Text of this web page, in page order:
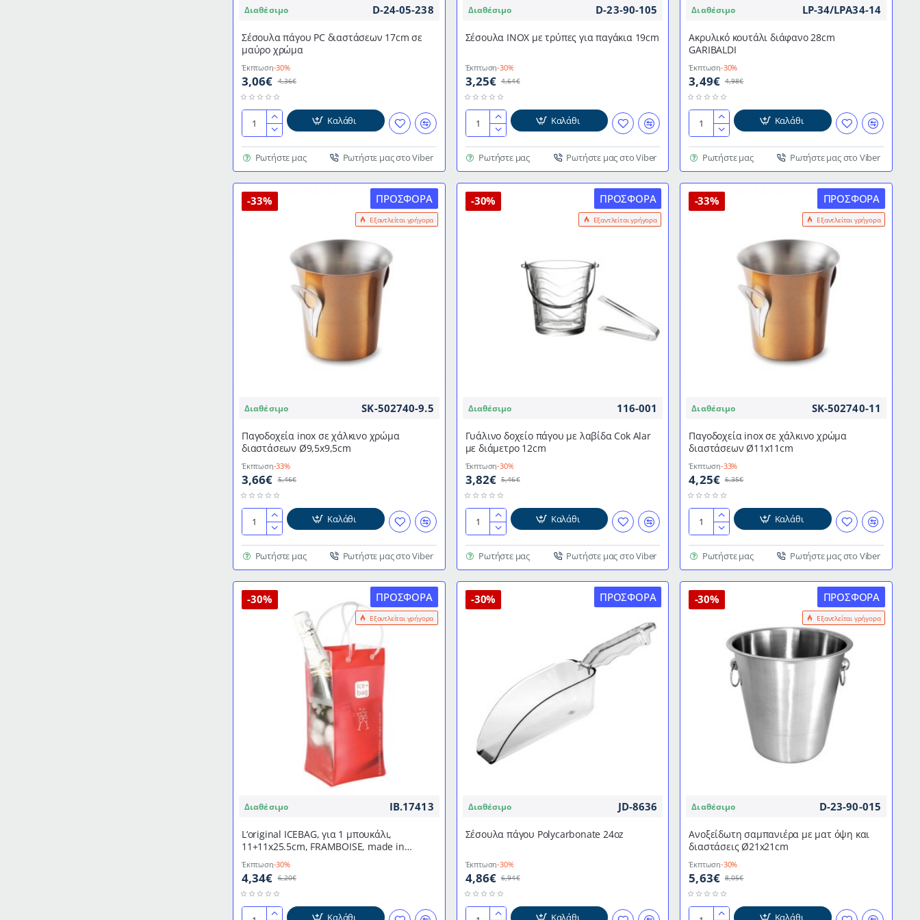
Διαθέσιμο D-24-05-238
Σέσουλα πάγου PC διαστάσεων 17cm σε
μαύρο χρώμα
Έκπτωση-30%
3,06€ 4,36€
Σέσουλα
PC
διαστάσεων
17cm
σε
μαύρο
Καλάθι
Ρωτήστε μας Ρωτήστε μας στο Viber
Διαθέσιμο D-23-90-105
Σέσουλα ΙΝΟΧ με τρύπες για παγάκια 19cm
Έκπτωση-30%
3,25€ 4,64€
Σέσουλα
με
τρύπες
για
παγάκια
19cm
Καλάθι
Ρωτήστε μας Ρωτήστε μας στο Viber
Διαθέσιμο LP-34/LPA34-14
Ακρυλικό κουτάλι διάφανο 28cm
GARIBALDI
Έκπτωση-30%
3,49€ 4,98€
Ακρυλικό
διάφανο
28cm
GARIBALDI
Καλάθι
Ρωτήστε μας Ρωτήστε μας στο Viber
ΠΡΟΣΦΟΡΆ
Εξαντλείται γρήγορα
-33%
Διαθέσιμο SK-502740-9.5
Παγοδοχεία inox σε χάλκινο χρώμα
διαστάσεων Ø9,5x9,5cm
Έκπτωση-33%
3,66€ 5,46€
Παγοδοχεία
σε
χάλκινο
χρώμα
διαστάσεων
Ø9,5x9,5cm
Καλάθι
Ρωτήστε μας Ρωτήστε μας στο Viber
ΠΡΟΣΦΟΡΆ
Εξαντλείται γρήγορα
-30%
Διαθέσιμο 116-001
Γυάλινο δοχείο πάγου με λαβίδα Cok Alar
με διάμετρο 12cm
Έκπτωση-30%
3,82€ 5,46€
Γυάλινο
πάγου
με
λαβίδα
Cok
Alar
Καλάθι
Ρωτήστε μας Ρωτήστε μας στο Viber
ΠΡΟΣΦΟΡΆ
Εξαντλείται γρήγορα
-33%
Διαθέσιμο SK-502740-11
Παγοδοχεία inox σε χάλκινο χρώμα
διαστάσεων Ø11x11cm
Έκπτωση-33%
4,25€ 6,35€
Παγοδοχεία
σε
χάλκινο
χρώμα
διαστάσεων
Ø11x11cm
Καλάθι
Ρωτήστε μας Ρωτήστε μας στο Viber
ΠΡΟΣΦΟΡΆ
Εξαντλείται γρήγορα
-30%
Διαθέσιμο IB.17413
L‘original ICEBAG, για 1 μπουκάλι,
11+11x25.5cm, FRAMBOISE, made in
France
Έκπτωση-30%
4,34€ 6,20€
Καλάθι
ΠΡΟΣΦΟΡΆ
-30%
Διαθέσιμο JD-8636
Σέσουλα πάγου Polycarbonate 24oz
Έκπτωση-30%
4,86€ 6,94€
Καλάθι
ΠΡΟΣΦΟΡΆ
Εξαντλείται γρήγορα
-30%
Διαθέσιμο D-23-90-015
Ανοξείδωτη σαμπανιέρα με ματ όψη και
διαστάσεις Ø21x21cm
Έκπτωση-30%
5,63€ 8,05€
Καλάθι